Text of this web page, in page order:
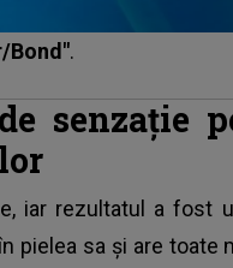
Bond".
senzație
iar rezultatul a fost
pielea sa și are toate